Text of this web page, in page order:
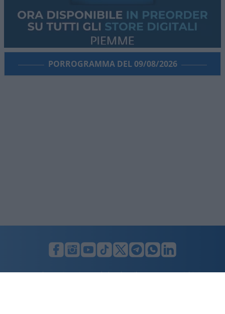
PORROGRAMMA DEL 09/08/2026
LUNIFIN S.r.l. a socio unico. Sede legale Milano, Largo F. Richini, 2/A,